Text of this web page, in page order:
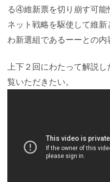
る④維新票を切り崩す可能
ネット戦略を駆使して維
わ新選組であるーーとの内
上下２回にわたって解説
覧いただきたい。